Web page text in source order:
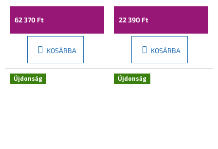
62 370 Ft
KOSÁRBA
22 390 Ft
KOSÁRBA
Újdonság
Újdonság